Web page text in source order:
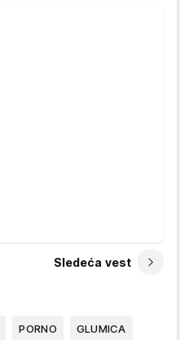
Sledeća vest
PORNO GLUMICA